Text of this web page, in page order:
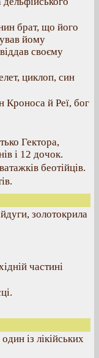
брат, що його
йому
своєму
циклоп, син
й Реї, бог
Гектора,
і 12 дочок.
беотійців.
золотокрила
частині
із лікійських